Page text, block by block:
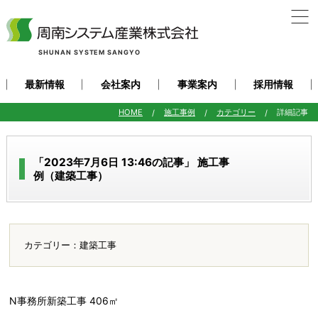
SHUNAN SYSTEM SANGYO
最新情報 会社案内 事業案内 採用情報
HOME 施工事例 カテゴリー 詳細記事
「2023年7月6日 13:46の記事」 施工事
例（建築工事）
カテゴリー：建築工事
N事務所新築工事 406㎡